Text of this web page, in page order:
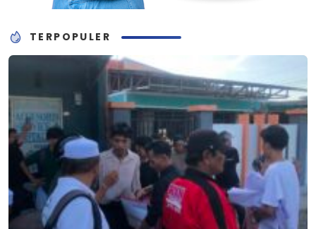
TERPOPULER